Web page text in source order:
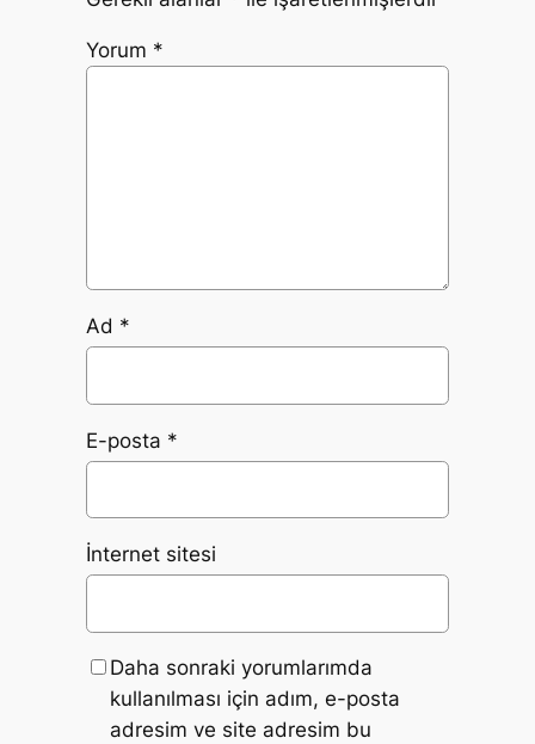
Yorum *
Ad *
E-posta *
İnternet sitesi
Daha sonraki yorumlarımda
kullanılması için adım, e-posta
adresim ve site adresim bu